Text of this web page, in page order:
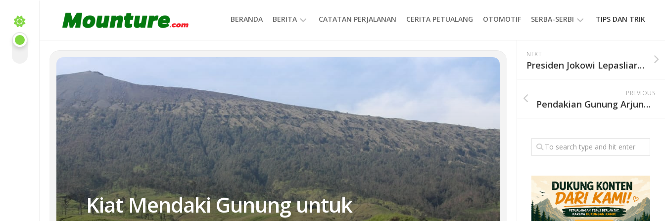
content
BERANDA BERITA CATATAN PERJALANAN CERITA PETUALANG OTOMOTIF SERBA-SERBI
EVENT
GAYA
TIPS DAN TRIK
Kiat Mendaki Gunung untuk
NEXT
Presiden Jokowi Lepasliarkan 1.500 Ekor Tukik di Pantai Kemiren
PREVIOUS
Pendakian Gunung Arjuno Welirang Kembali Dibuka